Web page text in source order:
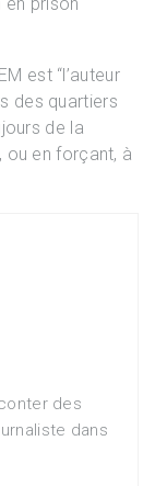
est “l’auteur
des quartiers
de la
ou en forçant, à
des
dans